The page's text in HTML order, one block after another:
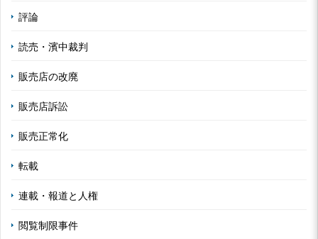
評論
読売・濱中裁判
販売店の改廃
販売店訴訟
販売正常化
転載
連載・報道と人権
閲覧制限事件